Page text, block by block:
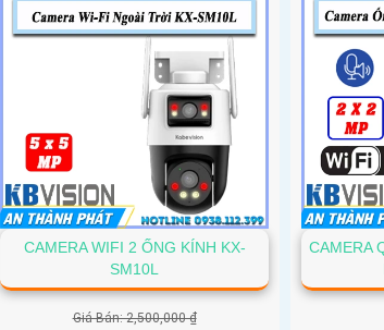
CAMERA WIFI 2 ỐNG KÍNH KX-
SM10L
Giá Bán: 2,500,000 ₫
CAMERA